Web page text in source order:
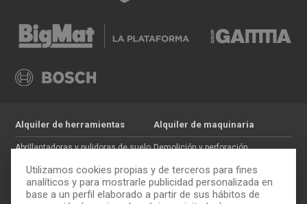
Alquiler de herramientas
Abrillantadoras y pulidoras de suelo
Tratamiento de maderas
Pintura y paredes
Alquiler de maquinaria
Demolición y perforación
Movimiento de tierras
Auxiliar de construcción
Utilizamos cookies propias y de terceros para fines
analíticos y para mostrarle publicidad personalizada en
base a un perfil elaborado a partir de sus hábitos de